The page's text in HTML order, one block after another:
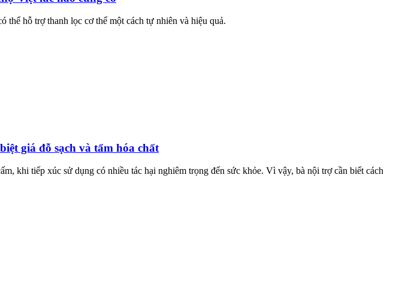
thể hỗ trợ thanh lọc cơ thể một cách tự nhiên và hiệu quả.
giá đỗ sạch và tẩm hóa chất
khi tiếp xúc sử dụng có nhiều tác hại nghiêm trọng đến sức khỏe. Vì vậy, bà nội trợ cần biết cách